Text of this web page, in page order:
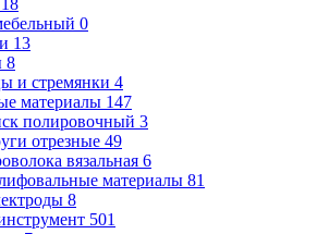
18
0
13
8
и стремянки 4
материалы 147
полировочный 3
отрезные 49
вязальная 6
материалы 81
8
501